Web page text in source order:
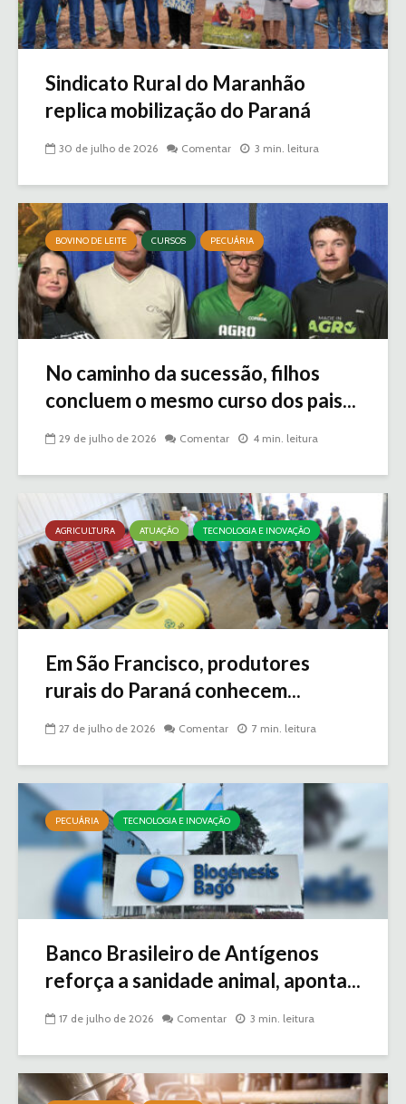
Sindicato Rural do Maranhão
replica mobilização do Paraná
30 de julho de 2026 Comentar 3 min. leitura
BOVINO DE LEITE CURSOS PECUÁRIA
No caminho da sucessão, filhos
concluem o mesmo curso dos pais...
29 de julho de 2026 Comentar 4 min. leitura
AGRICULTURA ATUAÇÃO TECNOLOGIA E INOVAÇÃO
Em São Francisco, produtores
rurais do Paraná conhecem...
27 de julho de 2026 Comentar 7 min. leitura
PECUÁRIA TECNOLOGIA E INOVAÇÃO
Banco Brasileiro de Antígenos
reforça a sanidade animal, aponta...
17 de julho de 2026 Comentar 3 min. leitura